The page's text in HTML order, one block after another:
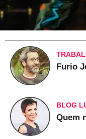
Furio
BLOG
Quem